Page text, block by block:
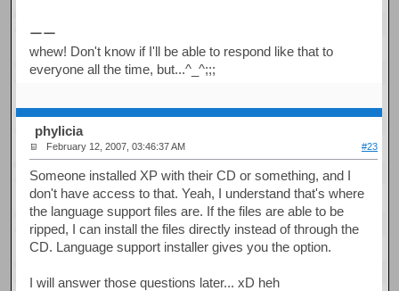
ーー
whew! Don't know if I'll be able to respond like that to
everyone all the time, but...^_^;;;
phylicia
February 12, 2007, 03:46:37 AM #23
Someone installed XP with their CD or something, and I
don't have access to that. Yeah, I understand that's where
the language support files are. If the files are able to be
ripped, I can install the files directly instead of through the
CD. Language support installer gives you the option.
I will answer those questions later... xD heh